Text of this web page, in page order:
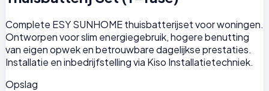
Complete ESY SUNHOME thuisbatterijset voor woningen.
Ontworpen voor slim energiegebruik, hogere benutting
van eigen opwek en betrouwbare dagelijkse prestaties.
Installatie en inbedrijfstelling via Kiso Installatietechniek.
Opslag